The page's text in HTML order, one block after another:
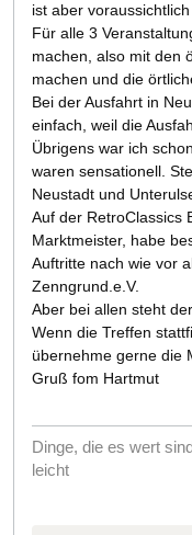
ist aber
Für alle 3
machen, also mit den
machen und die
Bei der Ausfahrt in
einfach, weil die
Übrigens war ich
waren sensationell.
Neustadt und
Auf der RetroClassics
Marktmeister, habe
Auftritte nach wie vor
Zenngrund.e.V.
Aber bei allen steht
Wenn die Treffen
übernehme gerne die
Gruß fom Hartmut
Dinge, die es wert
leicht